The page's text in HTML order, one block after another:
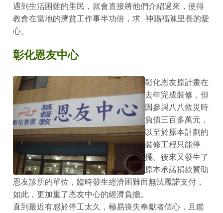
遇到生活困難的里民，就會直接將他們介紹過來，使得
教會在當地的濟貧工作事半功倍，求 神賜福陳里長的愛
心。
彰化恩友中心
彰化恩友原計畫在
去年完成裝修，但
因參與八八救災時
負債三百多萬元，
以至於原本計劃的
裝修工程只能停
擺。後來又發生了
原本承諾捐款贊助
恩友診所的單位，臨時發生經濟困難而無法履諾支付，
如此，更加重了恩友中心的經濟負擔。
直到最近有感於停工太久，極易喪失奉獻者信心，且鑑